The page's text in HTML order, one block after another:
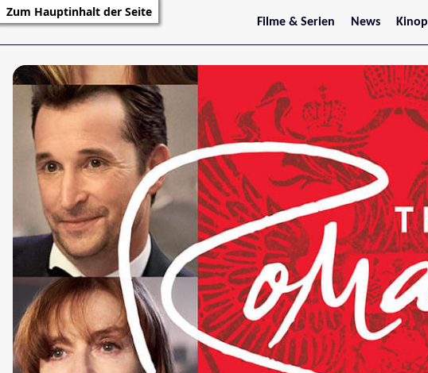
Zum Hauptinhalt der Seite
Filme & Serien
Trailer
Serienarchiv
News
Stars
Jetzt
Wien
Tirol